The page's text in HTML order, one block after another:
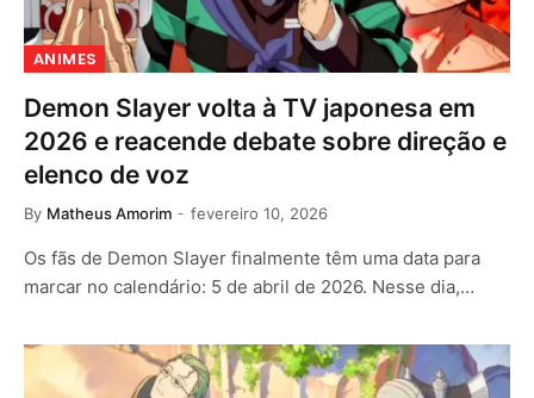
ANIMES
Demon Slayer volta à TV japonesa em
2026 e reacende debate sobre direção e
elenco de voz
By Matheus Amorim fevereiro 10, 2026
Os fãs de Demon Slayer finalmente têm uma data para
marcar no calendário: 5 de abril de 2026. Nesse dia,…